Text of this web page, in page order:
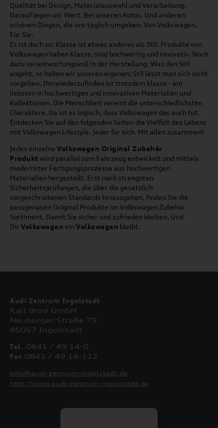
Qualität bei Design, Materialauswahl und Verarbeitung.
Darauf legen wir Wert. Bei unseren Autos. Und anderen
schönen Dingen, die uns täglich umgeben. Von Volkswagen.
Für Sie.
Es ist doch so: Klasse ist etwas anderes als Stil. Produkte von
Volkswagen haben Klasse, sind hochwertig und innovativ. Noch
dazu verantwortungsvoll in der Herstellung. Was den Stil
angeht, so haben wir unseren eigenen; Stil lässt man sich nicht
vorgeben. Ihn wiederzufinden ist trotzdem klasse - am
liebsten in hochwertigen und innovativen Materialien und
Kollektionen. Die Menschheit vereint die unterschiedlichsten
Charaktere. Da ist es logisch, dass Volkswagen das auch tut.
Entdecken Sie auf den folgenden Seiten die Vielfalt des Lebens
mit Volkswagen Lifestyle. Jeder für sich. Mit allen zusammen!
Jedes einzelne Volkswagen Original Zubehör
Produkt wird parallel zum Fahrzeug entwickelt und mittels
modernster Fertigungsprozesse aus hochwertigen
Materialien hergestellt. Erst nach strengsten
Sicherheitsprüfungen, die über die gesetzlich
vorgeschriebenen Standards hinausgehen, finden Sie die
passgenauen Original Produkte im Volkswagen Zubehör
Sortiment. Damit Sie sicher und zufrieden bleiben. Und
Ihr Volkswagen ein Volkswagen bleibt.
Audi Zentrum Ingolstadt
Karl Brod GmbH
Neuburger Straße 75
85057 Ingolstadt
Tel. 0841 / 49 14-0
Fax 0841 / 49 14-112
info@audi-zentrum-ingolstadt.de
http://www.audi-zentrum-ingolstadt.de